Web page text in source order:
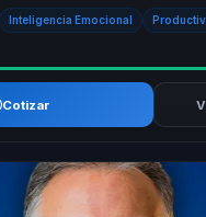
Inteligencia Emocional
Cotizar